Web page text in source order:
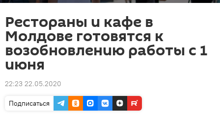
Рестораны и кафе в
Молдове готовятся к
возобновлению работы с 1
июня
22:23 22.05.2020
Подписаться